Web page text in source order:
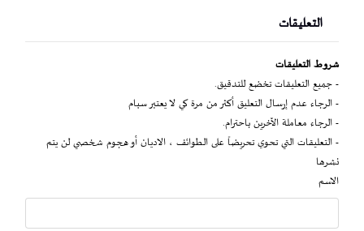
التعليقات
شروط التعليقات
- جميع التعليقات تخضع للتدقيق.
- الرجاء عدم إرسال التعليق أكثر من مرة كي لا يعتبر سبام
- الرجاء معاملة الآخرين باحترام.
- التعليقات التي تحوي تحريضاً على الطوائف ، الاديان أو هجوم شخصي لن يتم
نشرها
الاسم